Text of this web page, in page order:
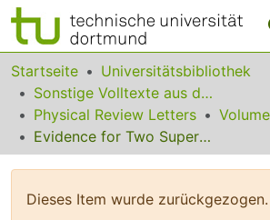
Bereiche & Sammlungen
Das gesamte Repositorium
Statistiken
Startseite
Universitätsbibliothek
Sonstige Volltexte aus dem Bibliotheksangebot
Physical Review Letters
Evidence for Two Superconducting Energy Gaps in MgB2 by Point-Contact Spectroscopy
Dieses Item wurde zurückgezogen.